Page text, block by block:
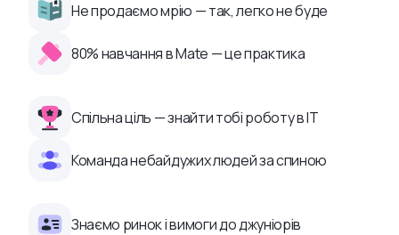
Не продаємо мрію — так, легко не буде
80% навчання в Mate — це практика
Спільна ціль — знайти тобі роботу в ІТ
Команда небайдужих людей за спиною
Знаємо ринок і вимоги до джуніорів